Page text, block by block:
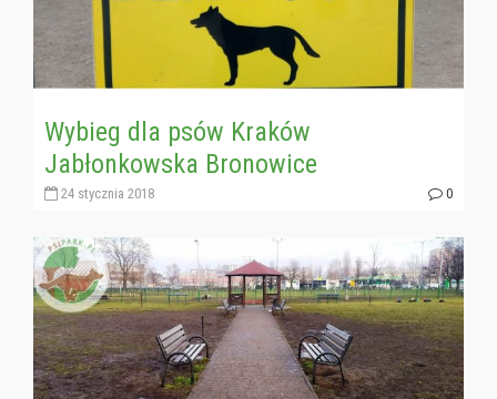
Wybieg dla psów Kraków
Jabłonkowska Bronowice
24 stycznia 2018 0